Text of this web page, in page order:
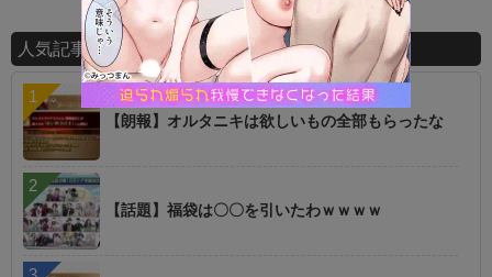
人気記事ランキング
【朗報】オルタニキは欲しいもの全部もらったな
【話題】福袋は〇〇を引いたわｗｗｗｗ